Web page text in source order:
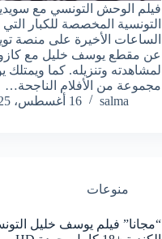
فيلم الوحش التونسي مع
التونسية المخصصة للكبار
الساعات الأخيرة على منصة
عن مقطع يوسف خليل مع
لمشاهدته وتنزيله. كما
مجموعة من الأفلام الناجحة…
salma
16 أغسطس، 2025
منوعات
“مجانا” فيلم يوسف خليل